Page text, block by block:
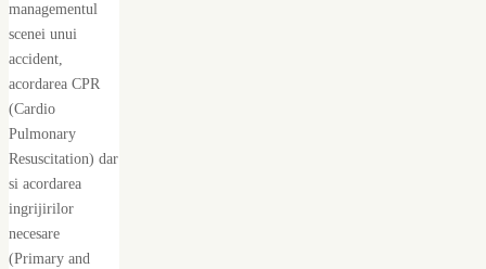
managementul
scenei unui
accident,
acordarea CPR
(Cardio
Pulmonary
Resuscitation) dar
si acordarea
ingrijirilor
necesare
(Primary and